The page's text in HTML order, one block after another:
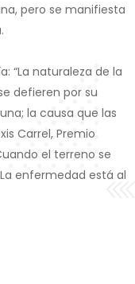
pero se manifiesta
“La naturaleza de la
defieren por su
la causa que las
Carrel, Premio
el terreno se
enfermedad está al